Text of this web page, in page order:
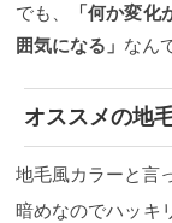
でも、 「何か変化
囲気になる」 なん
オススメの地
地毛風カラーと言
暗めなのでハッキ